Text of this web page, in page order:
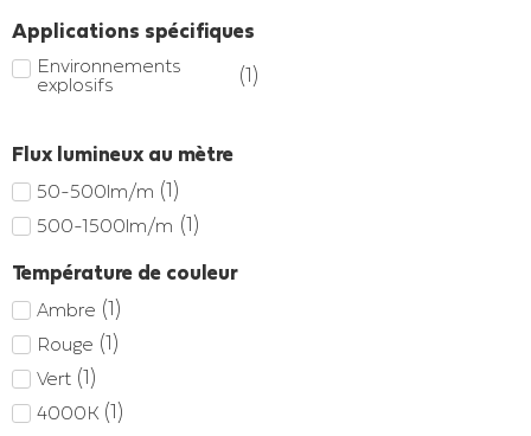
Applications spécifiques
Environnements
explosifs
(1)
Flux lumineux au mètre
50-500lm/m (1)
500-1500lm/m (1)
Température de couleur
Ambre (1)
Rouge (1)
Vert (1)
4000K (1)